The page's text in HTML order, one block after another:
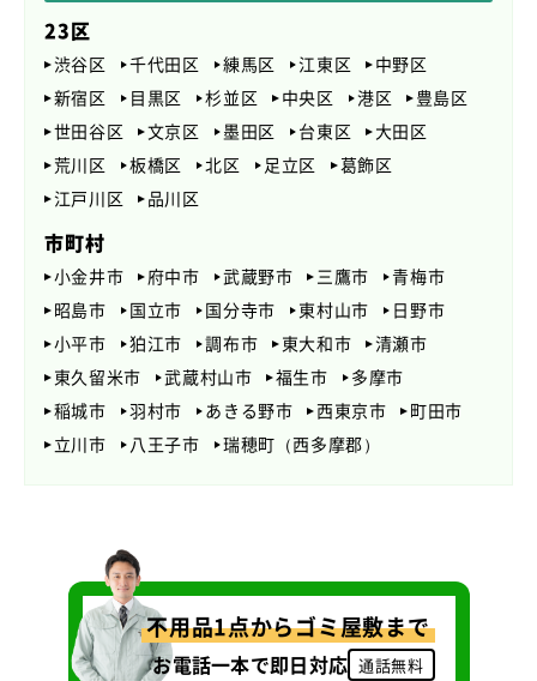
23区
渋谷区 千代田区 練馬区 江東区
中野区
新宿区
目黒区 杉並区 中央区 港区
豊島区
世田谷区
文京区 墨田区 台東区
大田区
荒川区
板橋区 北区 足立区
葛飾区
江戸川区
品川区
市町村
小金井市 府中市 武蔵野市 三鷹市
青梅市
昭島市
国立市 国分寺市 東村山市
日野市
小平市
狛江市 調布市 東大和市
清瀬市
東久留米市
武蔵村山市 福生市
多摩市
稲城市
羽村市 あきる野市 西東京市
町田市
立川市
八王子市 瑞穂町（西多摩郡）
不用品1点からゴミ屋敷まで
お電話一本で即日対応 通話無料